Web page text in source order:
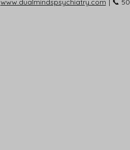
www.dualmindspsychiatry.com | 📞